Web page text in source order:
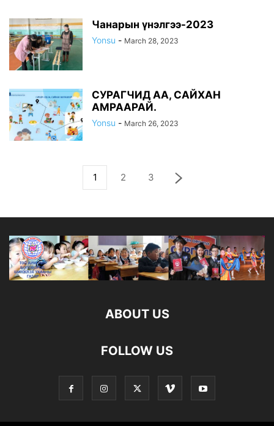
Чанарын үнэлгээ-2023
Yonsu - March 28, 2023
СУРАГЧИД АА, САЙХАН
АМРААРАЙ.
Yonsu - March 26, 2023
1 2 3
ABOUT US
FOLLOW US